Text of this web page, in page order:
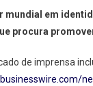
mundial em
procura
de imprensa